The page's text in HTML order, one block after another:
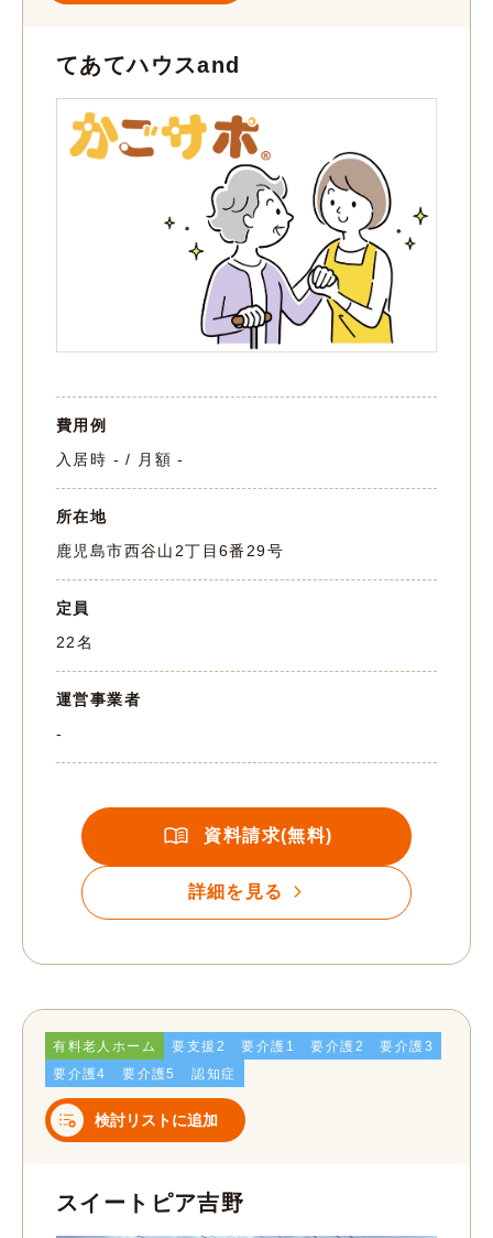
てあてハウスand
費用例
入居時 - / 月額 -
所在地
鹿児島市西谷山2丁目6番29号
定員
22名
運営事業者
-
資料請求(無料)
詳細を見る
有料老人ホーム 要支援2 要介護1 要介護2
要介護3
要介護4
要介護5 認知症
検討リストに追加
スイートピア吉野